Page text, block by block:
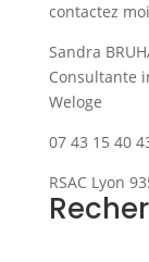
contactez
Sandra
Consultante
Weloge
07 43 15 40
RSAC Lyon